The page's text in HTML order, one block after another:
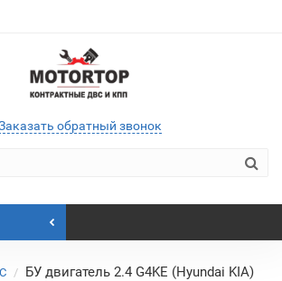
обратный звонок
БУ двигатель 2.4 G4KE (Hyundai KIA)